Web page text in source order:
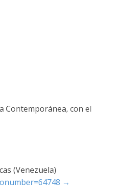
Contemporánea, con el
(Venezuela)
→